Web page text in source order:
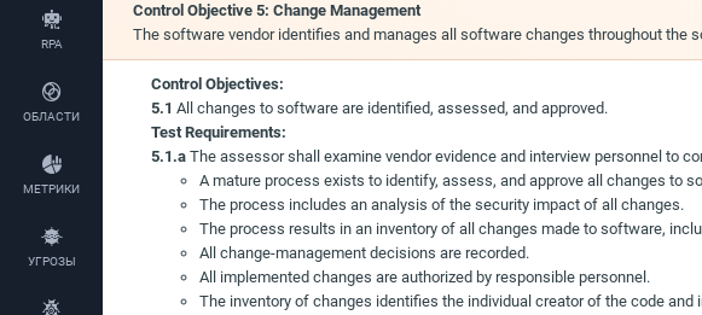
RPA
ОБЛАСТИ
МЕТРИКИ
УГРОЗЫ
Control Objective 5: Change Management
The software vendor identifies and manages all software changes throughout the
Control Objectives:
5.1 All changes to software are identified, assessed, and approved.
Test Requirements:
5.1.a The assessor shall examine vendor evidence and interview personnel to
A mature process exists to identify, assess, and approve all changes to
The process includes an analysis of the security impact of all changes.
The process results in an inventory of all changes made to software,
All change-management decisions are recorded.
All implemented changes are authorized by responsible personnel.
The inventory of changes identifies the individual creator of the code